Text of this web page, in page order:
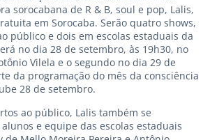
sorocabana de R & B, soul e pop, Lalis,
em Sorocaba. Serão quatro shows,
público e dois em escolas estaduais da
no dia 28 de setembro, às 19h30, no
Vilela e o segundo no dia 29 de
da programação do mês da consciência
28 de setembro.
ao público, Lalis também se
e equipe das escolas estaduais